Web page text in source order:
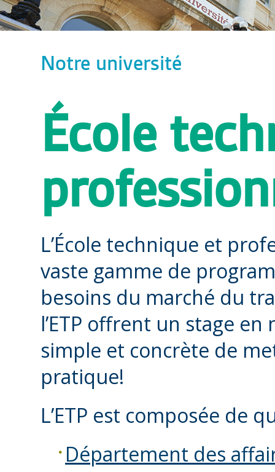
Notre université
École
L’École technique et
vaste gamme de
besoins du marché du
l’ETP offrent un stage
simple et concrète de
pratique!
L’ETP est composée de
Département des